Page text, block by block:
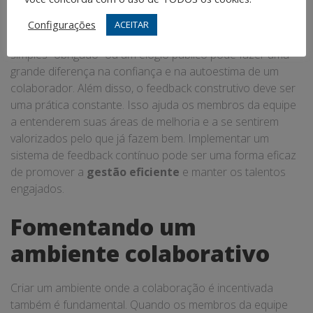
O reconhecimento do trabalho bem feito é crucial. Um
simples “obrigado” ou um elogio público pode fazer uma
grande diferença na confiança e na autoestima de um
colaborador. Além disso, o feedback construtivo deve ser
uma prática constante. Isso ajuda os membros da equipe
a entenderem suas áreas de melhoria e a se sentirem
valorizados pelo que já fazem bem. Implementar um
sistema de feedback contínuo pode ser uma forma eficaz
de promover a gestão eficiente e manter os talentos
engajados.
Fomentando um
ambiente colaborativo
Criar um ambiente onde a colaboração é incentivada
também é fundamental. Quando os membros da equipe
Configurações
ACEITAR